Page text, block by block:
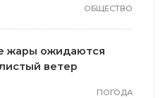
ОБЩЕСТВО
жары ожидаются
ветер
ПОГОДА